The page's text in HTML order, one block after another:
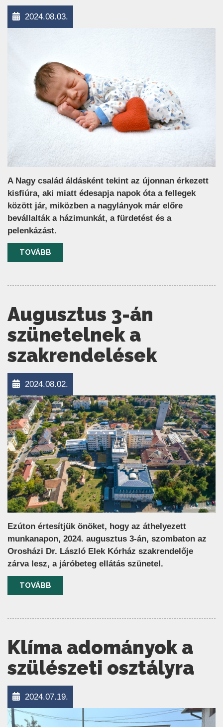
2024.08.03.
A Nagy család áldásként tekint az újonnan érkezett
kisfiúra, aki miatt édesapja napok óta a fellegek
között jár, miközben a nagylányok már előre
bevállalták a házimunkát, a fürdetést és a
pelenkázást.
TOVÁBB
Augusztus 3-án
szünetelnek a
szakrendelések
2024.08.02.
Ezúton értesítjük önöket, hogy az áthelyezett
munkanapon, 2024. augusztus 3-án, szombaton az
Orosházi Dr. László Elek Kórház szakrendelője
zárva lesz, a járóbeteg ellátás szünetel.
TOVÁBB
Klíma adományok a
szülészeti osztályra
2024.07.19.